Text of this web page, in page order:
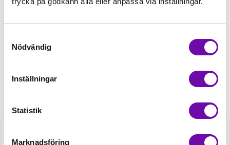
Nödvändig
Inställningar
Statistik
Marknadsföring
Finns i lager
Artikelnr: RS0386-620